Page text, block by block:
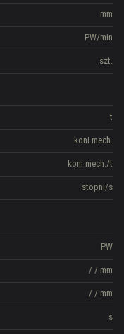
mm
PW/min
szt.
t
koni mech.
koni mech./t
stopni/s
PW
/ / mm
/ / mm
s